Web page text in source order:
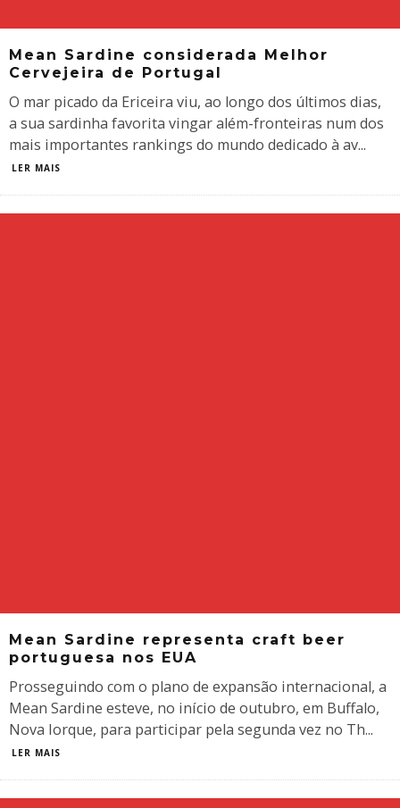
Mean Sardine considerada Melhor
Cervejeira de Portugal
O mar picado da Ericeira viu, ao longo dos últimos dias,
a sua sardinha favorita vingar além-fronteiras num dos
mais importantes rankings do mundo dedicado à av...
LER MAIS
Mean Sardine representa craft beer
portuguesa nos EUA
Prosseguindo com o plano de expansão internacional, a
Mean Sardine esteve, no início de outubro, em Buffalo,
Nova Iorque, para participar pela segunda vez no Th...
LER MAIS